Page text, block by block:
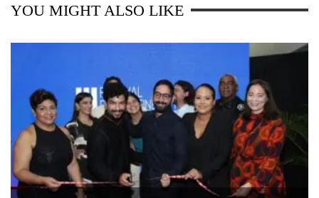
YOU MIGHT ALSO LIKE